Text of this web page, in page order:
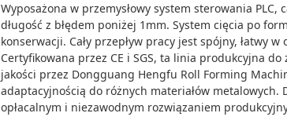
Wyposażona w przemysłowy system sterowania
długość z błędem poniżej 1mm. System cięcia po
konserwacji. Cały przepływ pracy jest spójny, łatwy
Certyfikowana przez CE i SGS, ta linia produkcyjna
jakości przez Dongguang Hengfu Roll Forming
adaptacyjnością do różnych materiałów
opłacalnym i niezawodnym rozwiązaniem